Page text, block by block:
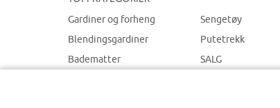
Gardiner og forheng
Blendingsgardiner
Badematter
Sengetøy
Putetrekk
SALG